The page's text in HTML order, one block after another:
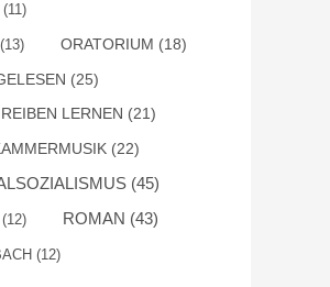
(11)
(13) ORATORIUM (18)
(25)
LERNEN (21)
(22)
(45)
(12) ROMAN (43)
(12)